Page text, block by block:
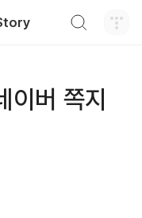
이버 쪽지